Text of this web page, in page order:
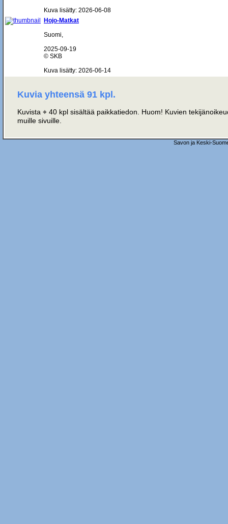
Kuva lisätty: 2026-06-08
Hojo-Matkat
Suomi,
2025-09-19
© SKB
Kuva lisätty: 2026-06-14
Kuvia yhteensä 91 kpl.
Kuvista ⌖ 40 kpl sisältää paikkatiedon. Huom! Kuvien
muille sivuille.
Savon ja Keski-